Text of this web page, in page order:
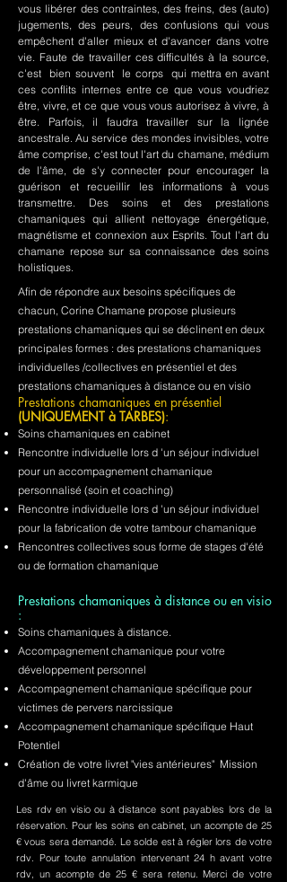
vous libérer des contraintes, des freins, des (auto)
jugements, des peurs, des confusions qui vous
empêchent d'aller mieux et d'avancer dans votre
vie. Faute de travailler ces difficultés à la source,
c'est bien souvent le corps qui mettra en avant
ces conflits internes entre ce que vous voudriez
être, vivre, et ce que vous vous autorisez à vivre, à
être. Parfois, il faudra travailler sur la lignée
ancestrale. Au service des mondes invisibles, votre
âme comprise, c'est tout l'art du chamane, médium
de l'âme, de s'y connecter pour encourager la
guérison et recueillir les informations à vous
transmettre. Des soins et des prestations
chamaniques qui allient nettoyage énergétique,
magnétisme et connexion aux Esprits. Tout l'art du
chamane repose sur sa connaissance des soins
holistiques.
Afin de répondre aux besoins spécifiques de
chacun, Corine Chamane propose plusieurs
prestations chamaniques qui se déclinent en deux
principales formes : des prestations chamaniques
individuelles /collectives en présentiel et des
prestations chamaniques à distance ou en visio
Prestations chamaniques en présentiel
(UNIQUEMENT à TARBES):
Soins chamaniques en cabinet
Rencontre individuelle lors d 'un séjour individuel
pour un accompagnement chamanique
personnalisé (soin et coaching)
Rencontre individuelle lors d 'un séjour individuel
pour la fabrication de votre tambour chamanique
Rencontres collectives sous forme de stages d'été
ou de formation chamanique
Prestations chamaniques à distance ou en visio
:
Soins chamaniques à distance.
Accompagnement chamanique pour votre
développement personnel
Accompagnement chamanique spécifique pour
victimes de pervers narcissique
Accompagnement chamanique spécifique Haut
Potentiel
Création de votre livret "vies antérieures" Mission
d'âme ou livret karmique
Les rdv en visio ou à distance sont payables lors de la
réservation. Pour les soins en cabinet, un acompte de 25
€ vous sera demandé. Le solde est à régler lors de votre
rdv. Pour toute annulation intervenant 24 h avant votre
rdv, un acompte de 25 € sera retenu. Merci de votre